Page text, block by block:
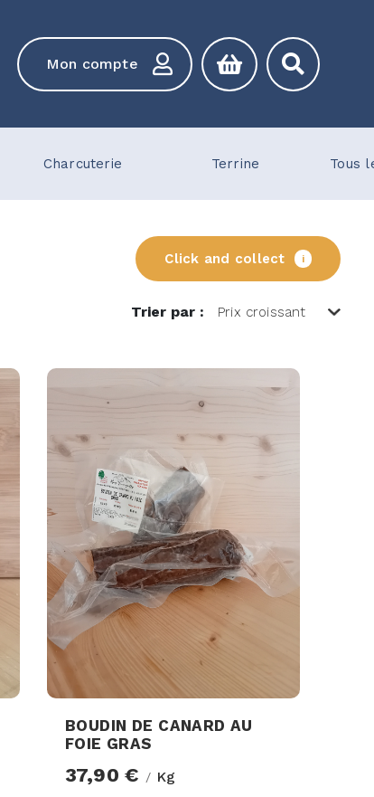
Mon compte
Charcuterie Terrine Tous
Click and collect i
Trier par :
BOUDIN DE CANARD AU
FOIE GRAS
37,90 € / Kg